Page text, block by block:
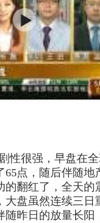
很强，早盘在
65点，随后伴随地
的翻红了，全天的
大盘虽然连续三日
昨日的放量长阳